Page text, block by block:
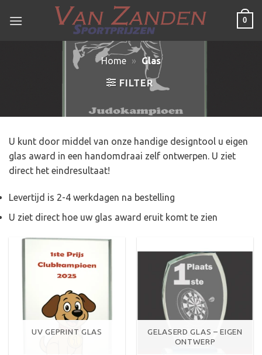
naar
0
Home » Glas
FILTER
U kunt door middel van onze handige designtool u eigen
glas award in een handomdraai zelf ontwerpen. U ziet
direct het eindresultaat!
Levertijd is 2-4 werkdagen na bestelling
U ziet direct hoe uw glas award eruit komt te zien
UV GEPRINT GLAS
GELASERD GLAS – EIGEN
ONTWERP